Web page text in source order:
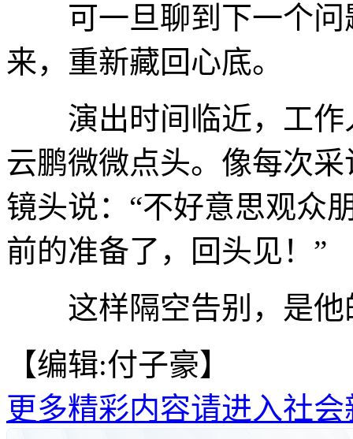
可一旦聊到下一个问
来，重新藏回心底。
演出时间临近，工作
云鹏微微点头。像每次
镜头说：“不好意思观众
前的准备了，回头见！”
这样隔空告别，是他
【编辑:付子豪】
更多精彩内容请进入社会